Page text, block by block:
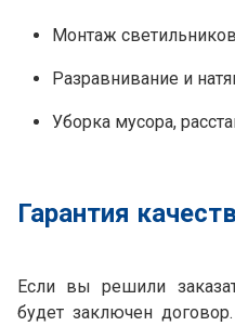
Монтаж
Разравнивание и
Уборка мусора,
Гарантия
Если вы решили
будет заключен